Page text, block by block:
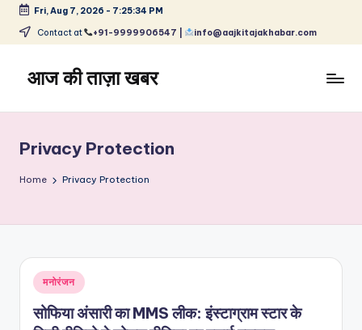
Skip
content
Fri, Aug 7, 2026 - 7:25:35 PM
Contact at +91-9999906547 | info@aajkitajakhabar.com
आज की ताज़ा खबर
ताज़ा
समाचार
–
और
विश्व
Privacy Protection
Home Privacy Protection
Posted
in
मनोरंजन
सोफिया अंसारी का MMS लीक: इंस्टाग्राम स्टार के